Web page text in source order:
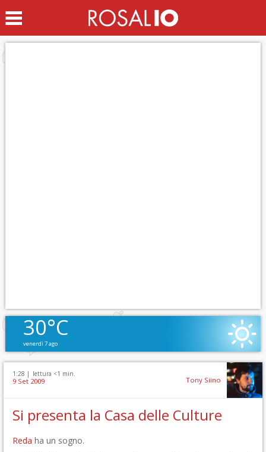
30°C
venerdì 7 ago
1:28 | lettura <1 min.
9 Set 2009 Tony Siino
Si presenta la Casa delle Culture
Reda ha un sogno.